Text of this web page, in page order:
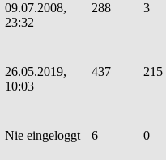
09.07.2008,
23:32
288 3
26.05.2019,
10:03
437 215
Nie eingeloggt 6 0